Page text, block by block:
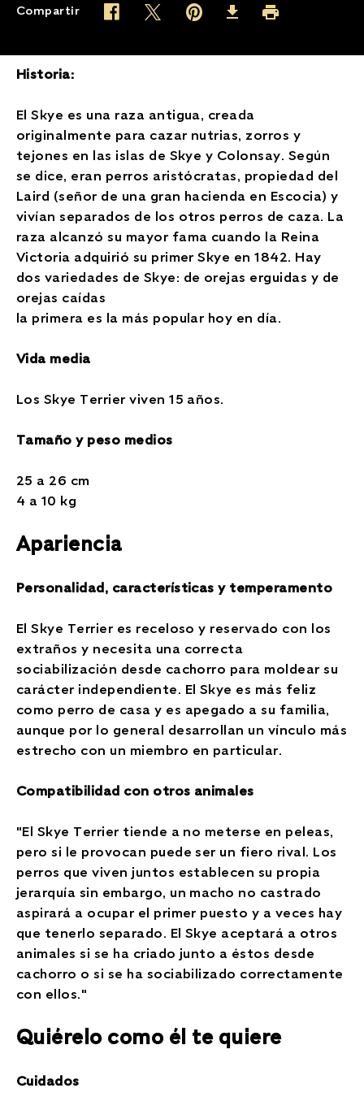
Compartir Facebook (opens in new window)
Twitter (opens in new window)
Pinterest (opens in new window)
Download (opens in new
Imprimir (opens in
Historia:
El Skye es una raza antigua, creada
originalmente para cazar nutrias, zorros y
tejones en las islas de Skye y Colonsay. Según
se dice, eran perros aristócratas, propiedad del
Laird (señor de una gran hacienda en Escocia) y
vivían separados de los otros perros de caza. La
raza alcanzó su mayor fama cuando la Reina
Victoria adquirió su primer Skye en 1842. Hay
dos variedades de Skye: de orejas erguidas y de
orejas caídas
la primera es la más popular hoy en día.
Vida media
Los Skye Terrier viven 15 años.
Tamaño y peso medios
25 a 26 cm
4 a 10 kg
Apariencia
Personalidad, características y temperamento
El Skye Terrier es receloso y reservado con los
extraños y necesita una correcta
sociabilización desde cachorro para moldear su
carácter independiente. El Skye es más feliz
como perro de casa y es apegado a su familia,
aunque por lo general desarrollan un vínculo más
estrecho con un miembro en particular.
Compatibilidad con otros animales
"El Skye Terrier tiende a no meterse en peleas,
pero si le provocan puede ser un fiero rival. Los
perros que viven juntos establecen su propia
jerarquía sin embargo, un macho no castrado
aspirará a ocupar el primer puesto y a veces hay
que tenerlo separado. El Skye aceptará a otros
animales si se ha criado junto a éstos desde
cachorro o si se ha sociabilizado correctamente
con ellos."
Quiérelo como él te quiere
Cuidados